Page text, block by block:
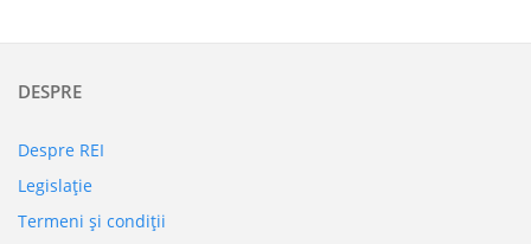
DESPRE
Despre REI
Legislaţie
Termeni şi condiţii